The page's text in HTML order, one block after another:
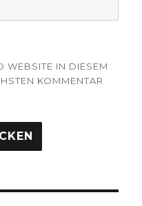
WEBSITE IN DIESEM
KOMMENTAR